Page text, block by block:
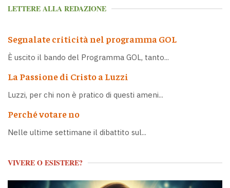
LETTERE ALLA REDAZIONE
Segnalate criticità nel programma GOL
È uscito il bando del Programma GOL, tanto...
La Passione di Cristo a Luzzi
Luzzi, per chi non è pratico di questi ameni...
Perché votare no
Nelle ultime settimane il dibattito sul...
VIVERE O ESISTERE?